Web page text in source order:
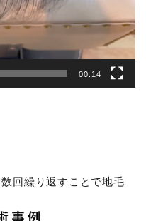
00:14
回繰り返すことで地毛